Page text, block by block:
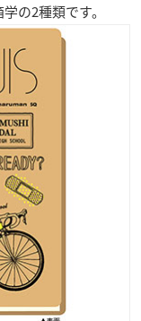
の2種類です。